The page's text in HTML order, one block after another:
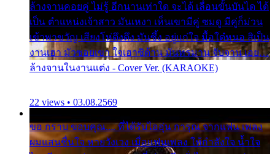
ล้างจานคอยคู่ ไม่รู้ อีกนานเท่าใด จะได้ เลื่อนขั้นบันได ได้
เป็น ตำแหน่งเจ้าสาว มันเหงา เห็นเขามีคู่ ซมดู มีคู่ก็ม่วน
เข้าพาขวัญ เสียงโห่ตึงตึง มันซึ้ง อยู่แก่ใจ มื้อใด๋หนอ สิเป็น
งานเฮา มัวซอยเขา ใจเฮาซิด้าน มันทรมาน จับจาน เอย…
ล้างจานในงานแต่ง - Cover Ver. (KARAOKE)
22 views • 03.08.2569
ขอ กราบ ขอบคุณ.... ที่ได้รับไออุ่น การุณ จากแฟน เพลง
ผมแสนชื่นใจ หายวังเวง เมื่อแฟนเพลง ให้กำลังใจ น้ำใจ